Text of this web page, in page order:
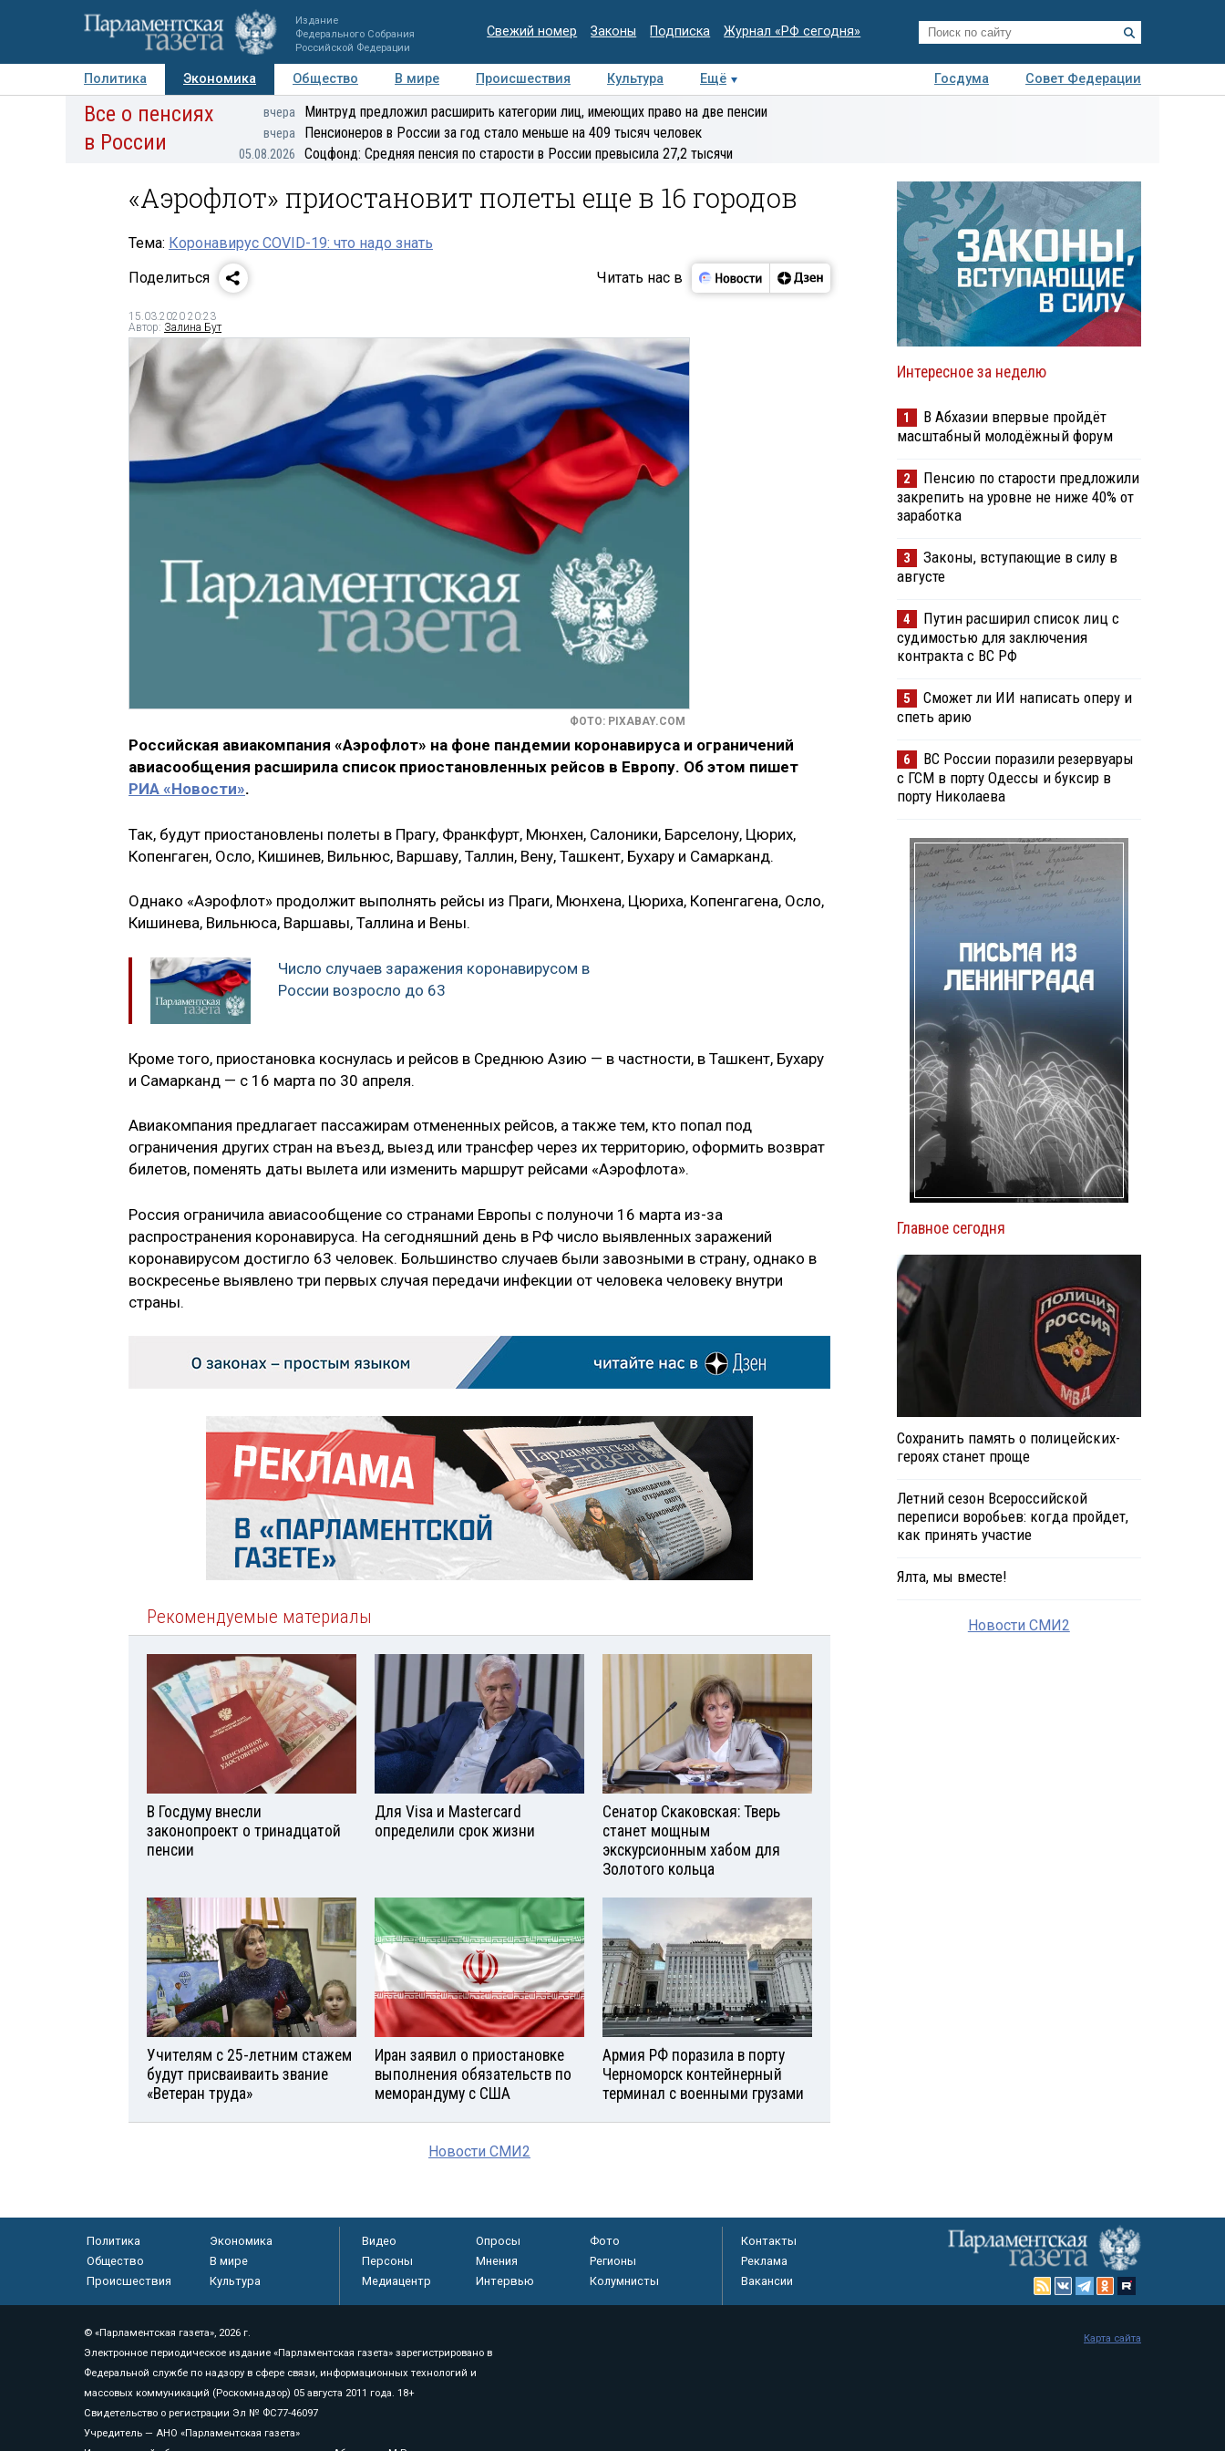
Издание
Федерального Собрания
Российской Федерации
Свежий номер Законы Подписка Журнал «РФ сегодня»
Политика Экономика Общество В мире Происшествия Культура Ещё Госдума
Совет Федерации
Авторы Персоны Мнения Регионы Медиацентр Интервью Колумнисты
Деловая
Все о пенсиях
в России
вчера Минтруд предложил расширить категории лиц, имеющих право на две пенсии
вчера Пенсионеров в России за год стало меньше на 409 тысяч человек
05.08.2026 Соцфонд: Средняя пенсия по старости в России превысила 27,2 тысячи
«Аэрофлот» приостановит полеты еще в 16 городов
Тема: Коронавирус COVID-19: что надо знать
Поделиться
Читать нас в
15.03.2020 20:23
Автор: Залина Бут
ФОТО: PIXABAY.COM
Российская авиакомпания «Аэрофлот» на фоне пандемии коронавируса и ограничений
авиасообщения расширила список приостановленных рейсов в Европу. Об этом пишет
РИА «Новости».
Так, будут приостановлены полеты в Прагу, Франкфурт, Мюнхен, Салоники, Барселону, Цюрих,
Копенгаген, Осло, Кишинев, Вильнюс, Варшаву, Таллин, Вену, Ташкент, Бухару и Самарканд.
Однако «Аэрофлот» продолжит выполнять рейсы из Праги, Мюнхена, Цюриха, Копенгагена, Осло,
Кишинева, Вильнюса, Варшавы, Таллина и Вены.
Число случаев заражения коронавирусом в
России возросло до 63
Кроме того, приостановка коснулась и рейсов в Среднюю Азию — в частности, в Ташкент, Бухару
и Самарканд — с 16 марта по 30 апреля.
Авиакомпания предлагает пассажирам отмененных рейсов, а также тем, кто попал под
ограничения других стран на въезд, выезд или трансфер через их территорию, оформить возврат
билетов, поменять даты вылета или изменить маршрут рейсами «Аэрофлота».
Россия ограничила авиасообщение со странами Европы с полуночи 16 марта из-за
распространения коронавируса. На сегодняшний день в РФ число выявленных заражений
коронавирусом достигло 63 человек. Большинство случаев были завозными в страну, однако в
воскресенье выявлено три первых случая передачи инфекции от человека человеку внутри
страны.
Рекомендуемые материалы
В Госдуму внесли
законопроект о тринадцатой
пенсии
Для Visа и Mastercard
определили срок жизни
Сенатор Скаковская: Тверь
станет мощным
экскурсионным хабом для
Золотого кольца
Учителям с 25-летним стажем
будут присваиваить звание
«Ветеран труда»
Иран заявил о приостановке
выполнения обязательств по
меморандуму с США
Армия РФ поразила в порту
Черноморск контейнерный
терминал с военными грузами
Новости СМИ2
Интересное за неделю
1
В Абхазии впервые пройдёт
масштабный молодёжный форум
2
Пенсию по старости предложили
закрепить на уровне не ниже 40% от
заработка
3
Законы, вступающие в силу в
августе
4
Путин расширил список лиц с
судимостью для заключения
контракта с ВС РФ
5
Сможет ли ИИ написать оперу и
спеть арию
6
ВС России поразили резервуары
с ГСМ в порту Одессы и буксир в
порту Николаева
Главное сегодня
Сохранить память о полицейских-
героях станет проще
Летний сезон Всероссийской
переписи воробьев: когда пройдет,
как принять участие
Ялта, мы вместе!
Новости СМИ2
Политика
Экономика
Общество
В мире
Происшествия
Культура
Видео Опросы
Фото
Персоны
Мнения
Регионы
Медиацентр
Интервью Колумнисты
Контакты
Реклама
Вакансии
© «Парламентская газета», 2026 г.
Электронное периодическое издание «Парламентская газета» зарегистрировано в
Федеральной службе по надзору в сфере связи, информационных технологий и
массовых коммуникаций (Роскомнадзор) 05 августа 2011 года. 18+
Свидетельство о регистрации Эл № ФС77-46097
Учредитель — АНО «Парламентская газета»
Карта сайта